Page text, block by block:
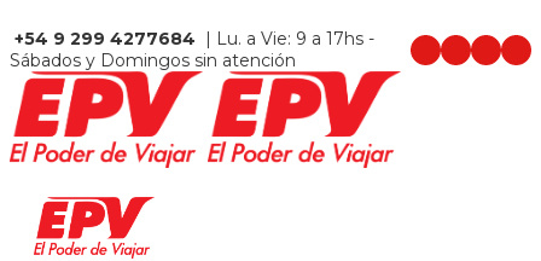
+54 9 299 4277684 | Lu. a Vie: 9 a 17hs -
Sábados y Domingos sin atención